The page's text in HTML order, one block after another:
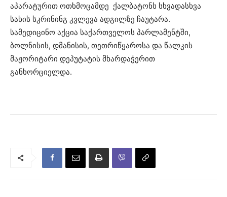
აპარატურით ოთხმოცამდე ქალბატონს სხვადასხვა
სახის სკრინინგ კვლევა ადგილზე ჩაუტარა.
სამედიცინო აქცია საქართველოს პარლამენტში,
ბოლნისის, დმანისის, თეთრიწყაროსა და წალკის
მაჟორიტარი დეპუტატის მხარდაჭერით
განხორციელდა.